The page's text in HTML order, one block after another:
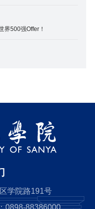
界500强Offer！
学院路191号
0898-88386000